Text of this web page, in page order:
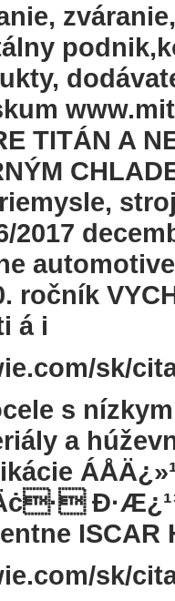
TITÁN A
2017
ročník
á i
sk/
s
a
ISCAR
sk/